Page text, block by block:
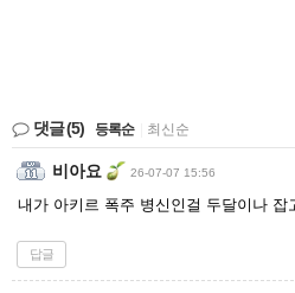
댓글(5) 등록순 최신순
비아요 26-07-07 15:56
내가 아키르 폭주 병신인걸 두달이나 잡
답글